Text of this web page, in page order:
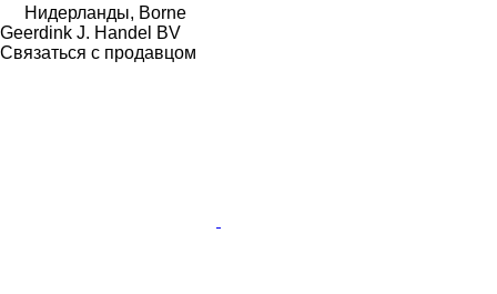
Нидерланды, Borne
Geerdink J. Handel BV
Связаться с продавцом